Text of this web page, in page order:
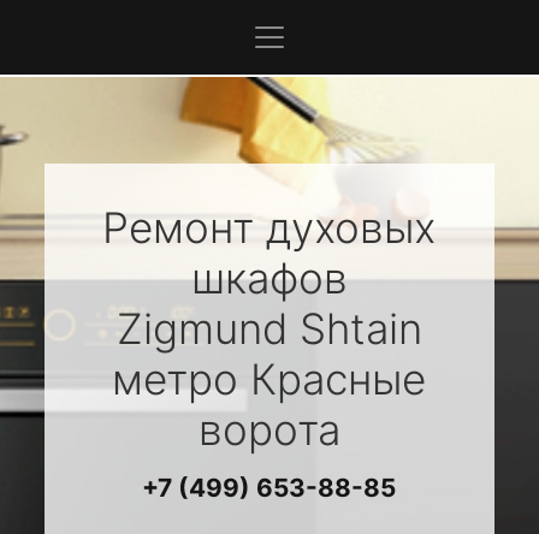
Ремонт духовых
шкафов
Zigmund Shtain
метро Красные
ворота
+7 (499) 653-88-85